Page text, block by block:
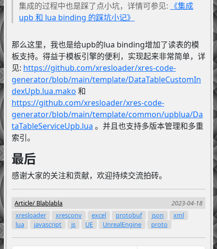
集成的过程中也是踩了点小坑，详情可参见: 《集成
upb 和 lua binding 的踩坑小记》
那么这里，我也是给upb的lua binding增加了读表的模
板支持。得益于模板引擎的便利，实现起来非常简单，详
见: https://github.com/xresloader/xres-code-
generator/blob/main/template/DataTableCustomIn
dexUpb.lua.mako 和
https://github.com/xresloader/xres-code-
generator/blob/main/template/common/upblua/Da
taTableServiceUpb.lua 。并且也支持多版本管理和多重
索引。
最后
感谢大家的关注和贡献，欢迎持续交流拍砖。
Article Blablabla
2023-04-18
xresloader
xresconv excel protobuf json
xml
lua
javascript js UE UnrealEngine proto